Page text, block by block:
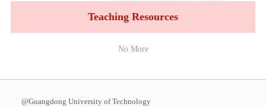
Teaching Resources
No More
@Guangdong University of Technology